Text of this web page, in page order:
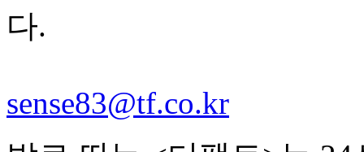
다.
sense83@tf.co.kr